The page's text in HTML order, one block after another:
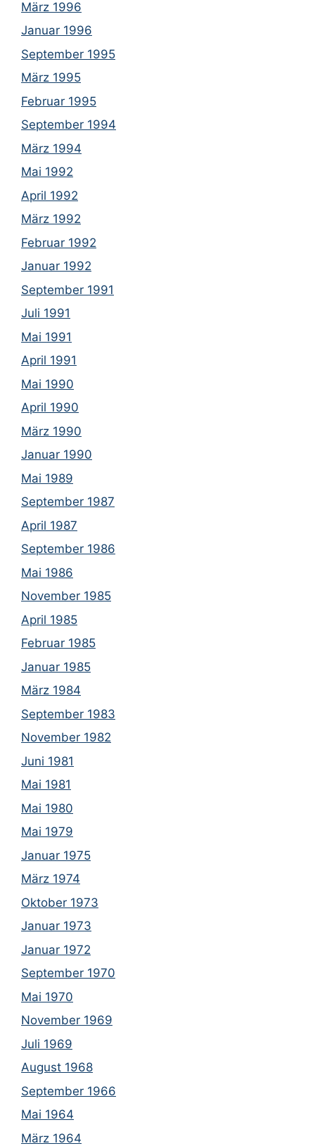
März 1996
Januar 1996
September 1995
März 1995
Februar 1995
September 1994
März 1994
Mai 1992
April 1992
März 1992
Februar 1992
Januar 1992
September 1991
Juli 1991
Mai 1991
April 1991
Mai 1990
April 1990
März 1990
Januar 1990
Mai 1989
September 1987
April 1987
September 1986
Mai 1986
November 1985
April 1985
Februar 1985
Januar 1985
März 1984
September 1983
November 1982
Juni 1981
Mai 1981
Mai 1980
Mai 1979
Januar 1975
März 1974
Oktober 1973
Januar 1973
Januar 1972
September 1970
Mai 1970
November 1969
Juli 1969
August 1968
September 1966
Mai 1964
März 1964